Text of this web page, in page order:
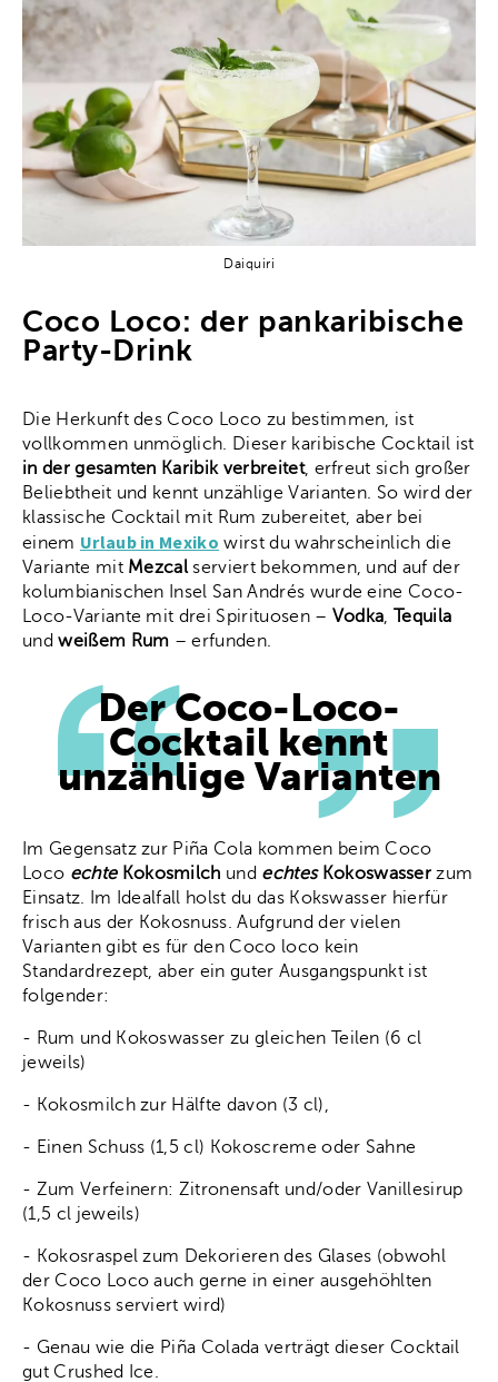
Daiquiri
Coco Loco: der pankaribische
Party-Drink
Die Herkunft des Coco Loco zu bestimmen, ist
vollkommen unmöglich. Dieser karibische Cocktail ist
in der gesamten Karibik verbreitet, erfreut sich großer
Beliebtheit und kennt unzählige Varianten. So wird der
klassische Cocktail mit Rum zubereitet, aber bei
einem Urlaub in Mexiko wirst du wahrscheinlich die
Variante mit Mezcalserviert bekommen, und auf der
kolumbianischen Insel San Andrés wurde eine Coco-
Loco-Variante mit drei Spirituosen – Vodka,
Tequila
undweißem Rum – erfunden.
Der Coco-Loco-
Cocktail kennt
unzählige Varianten
Im Gegensatz zur Piña Cola kommen beim Coco
Loco echte Kokosmilch und echtesKokoswasser zum
Einsatz. Im Idealfall holst du das Kokswasser hierfür
frisch aus der Kokosnuss. Aufgrund der vielen
Varianten gibt es für den Coco loco kein
Standardrezept, aber ein guter Ausgangspunkt ist
folgender:
- Rum und Kokoswasser zu gleichen Teilen (6 cl
jeweils)
- Kokosmilch zur Hälfte davon (3 cl),
- Einen Schuss (1,5 cl) Kokoscreme oder Sahne
- Zum Verfeinern: Zitronensaft und/oder Vanillesirup
(1,5 cl jeweils)
- Kokosraspel zum Dekorieren des Glases (obwohl
der Coco Loco auch gerne in einer ausgehöhlten
Kokosnuss serviert wird)
- Genau wie die Piña Colada verträgt dieser Cocktail
gut Crushed Ice.